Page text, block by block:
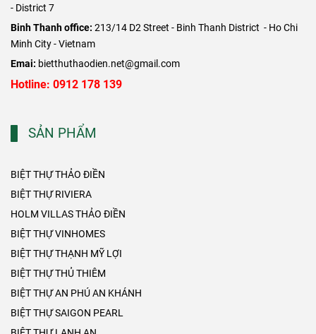
- District 7
Binh Thanh office: 213/14 D2 Street - Binh Thanh District - Ho Chi
Minh City - Vietnam
Emai: bietthuthaodien.net@gmail.com
Hotline: 0912 178 139
SẢN PHẨM
BIỆT THỰ THẢO ĐIỀN
BIỆT THỰ RIVIERA
HOLM VILLAS THẢO ĐIỀN
BIỆT THỰ VINHOMES
BIỆT THỰ THẠNH MỸ LỢI
BIỆT THỰ THỦ THIÊM
BIỆT THỰ AN PHÚ AN KHÁNH
BIỆT THỰ SAIGON PEARL